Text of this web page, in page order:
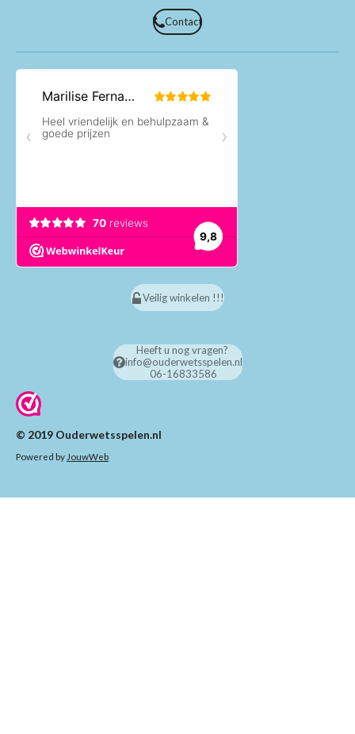
Contact
Veilig winkelen !!!
Heeft u nog vragen?
info@ouderwetsspelen.nl
06-16833586
© 2019 Ouderwetsspelen.nl
Powered by JouwWeb